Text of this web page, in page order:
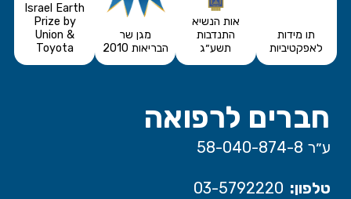
חברים לרפואה
ע״ר 58-040-874-8
טלפון: 03-5792220
תו מידות
לאפקטיביות
אות הנשיא
התנדבות
תשע״ג
מגן שר
הבריאות 2010
Israel Earth
Prize by
Union &
Toyota